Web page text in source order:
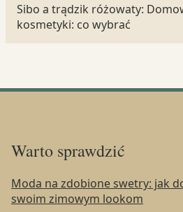
Sibo a trądzik różowaty:
kosmetyki: co wybrać
Warto sprawdzić
Moda na zdobione swetry: jak
swoim zimowym lookom